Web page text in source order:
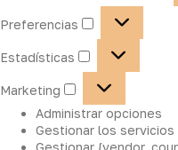
Preferencias
Estadísticas
Marketing
Administrar opciones
Gestionar los servicios
Gestionar